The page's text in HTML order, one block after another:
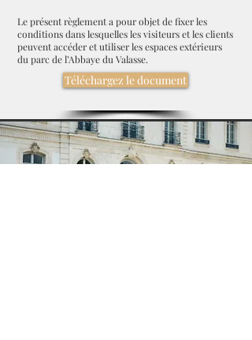
Le présent règlement a pour objet de fixer les
conditions dans lesquelles les visiteurs et les clients
peuvent accéder et utiliser les espaces extérieurs
du parc de l’Abbaye du Valasse.
Téléchargez le document